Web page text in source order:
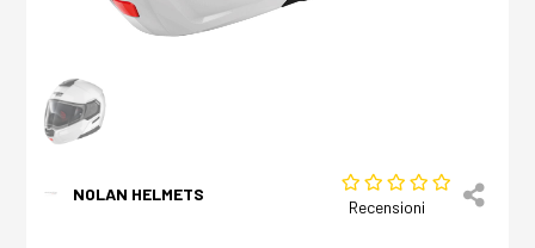
NOLAN HELMETS
Recensioni